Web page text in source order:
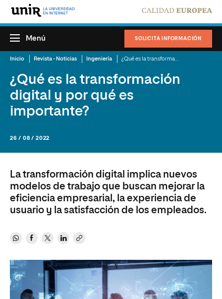
SOLICITA INFORMACIÓN
Menú
Inicio Revista - Noticias Ingeniería
¿Qué es la transformación
digital y por qué es
importante?
26 / 08 / 2022
La transformación digital implica nuevos
modelos de trabajo que buscan mejorar la
eficiencia empresarial, la experiencia de
usuario y la satisfacción de los empleados.